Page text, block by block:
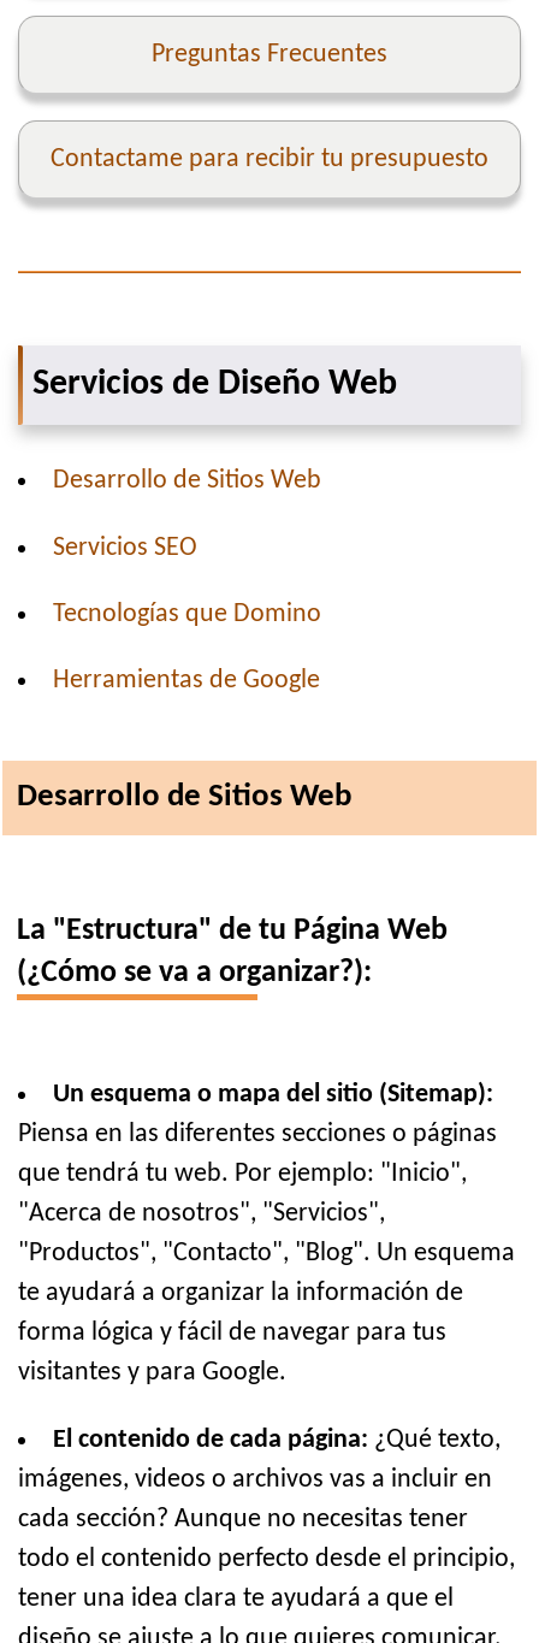
Preguntas Frecuentes
Contactame para recibir tu presupuesto
Servicios de Diseño Web
Desarrollo de Sitios Web
Servicios SEO
Tecnologías que Domino
Herramientas de Google
Desarrollo de Sitios Web
La "Estructura" de tu Página Web
(¿Cómo se va a organizar?):
Un esquema o mapa del sitio (Sitemap):
Piensa en las diferentes secciones o páginas
que tendrá tu web. Por ejemplo: "Inicio",
"Acerca de nosotros", "Servicios",
"Productos", "Contacto", "Blog". Un esquema
te ayudará a organizar la información de
forma lógica y fácil de navegar para tus
visitantes y para Google.
El contenido de cada página: ¿Qué texto,
imágenes, videos o archivos vas a incluir en
cada sección? Aunque no necesitas tener
todo el contenido perfecto desde el principio,
tener una idea clara te ayudará a que el